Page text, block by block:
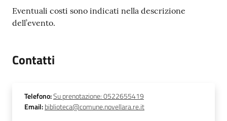
Eventuali costi sono indicati nella descrizione
dell’evento.
Contatti
Telefono:Su prenotazione: 0522655419
Email:biblioteca@comune.novellara.re.it